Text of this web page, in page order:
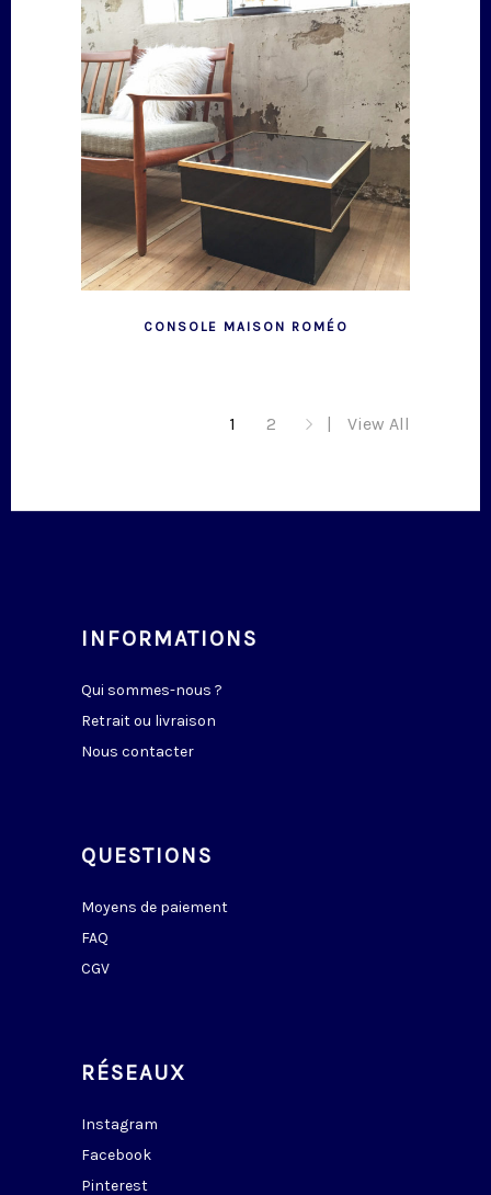
CONSOLE MAISON ROMÉO
1 2 View All
INFORMATIONS
Qui sommes-nous ?
Retrait ou livraison
Nous contacter
QUESTIONS
Moyens de paiement
FAQ
CGV
RÉSEAUX
Instagram
Facebook
Pinterest